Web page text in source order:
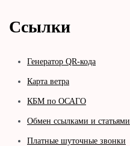
Ссылки
Генератор QR-кода
Карта ветра
КБМ по ОСАГО
Обмен ссылками и статьями
Платные шуточные звонки